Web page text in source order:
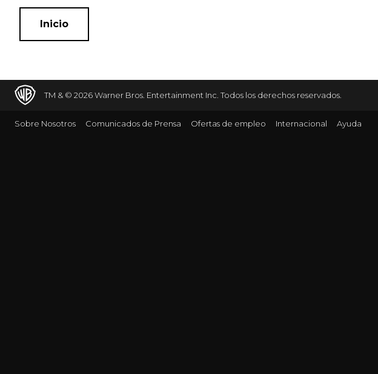
Noticias
Inicio
TM & © 2026 Warner Bros. Entertainment Inc. Todos los derechos reservados.
Sobre Nosotros Comunicados de Prensa Ofertas de empleo Internacional Ayuda